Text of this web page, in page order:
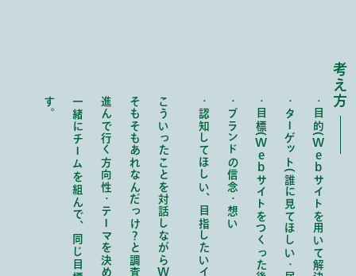
考え方
目的(
Web
ターゲット(誰に見てほしい・届けたい)
目標(
Web
ブランドの信念・想い
認知してほしい、目指したいイメージや姿
こういったことを対話しながら
そもそもあれなんだっけ？と調査したり、
進んで行く方向性・テーマを決めて、
一緒にチームを組んで、同じ目標に向かい、
す
。